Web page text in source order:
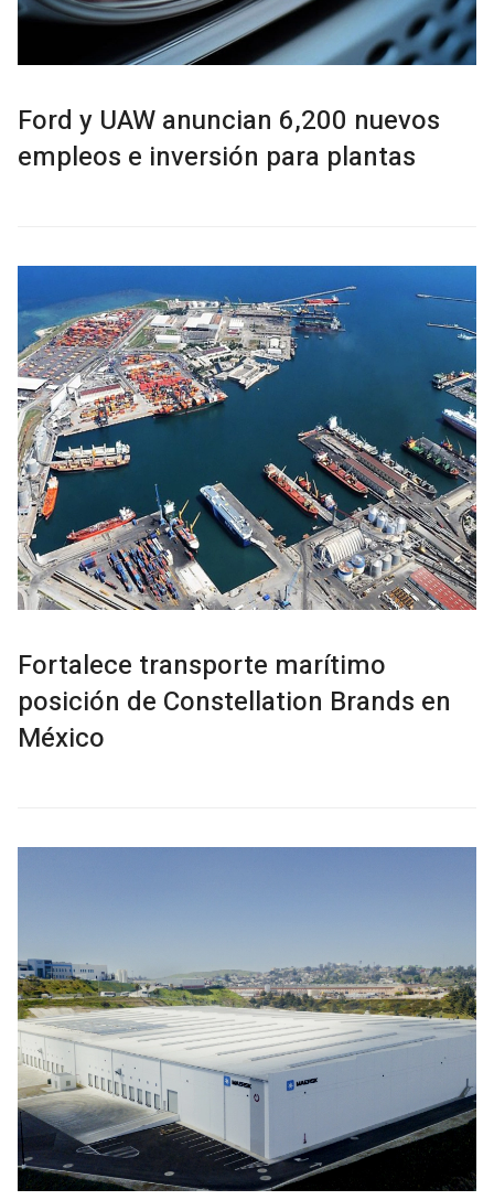
Ford y UAW anuncian 6,200 nuevos
empleos e inversión para plantas
Fortalece transporte marítimo
posición de Constellation Brands en
México